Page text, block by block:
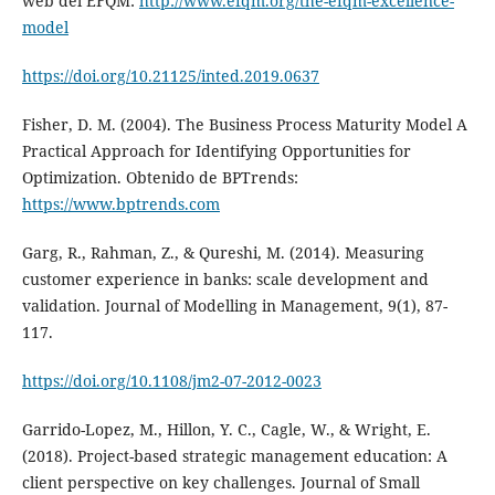
model
https://doi.org/10.21125/inted.2019.0637
Fisher, D. M. (2004). The Business Process Maturity Model A
Practical Approach for Identifying Opportunities for
Optimization. Obtenido de BPTrends:
https://www.bptrends.com
Garg, R., Rahman, Z., & Qureshi, M. (2014). Measuring
customer experience in banks: scale development and
validation. Journal of Modelling in Management, 9(1), 87-
117.
https://doi.org/10.1108/jm2-07-2012-0023
Garrido-Lopez, M., Hillon, Y. C., Cagle, W., & Wright, E.
(2018). Project-based strategic management education: A
client perspective on key challenges. Journal of Small